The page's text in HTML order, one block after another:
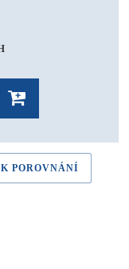
POROVNÁNÍ